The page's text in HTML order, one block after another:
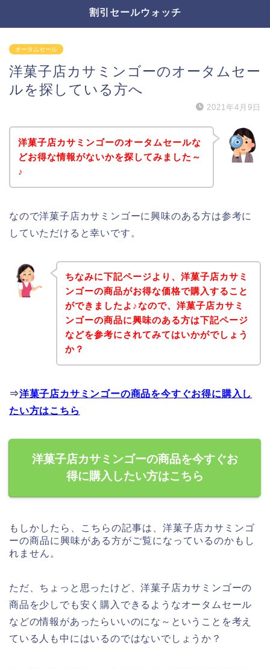
割引セールウォッチ
オータムセール
洋菓子店カサミンゴーのオータムセー
ルを探している方へ
2021年4月9日
洋菓子店カサミンゴーのオータムセールな
どお得な情報がないかを探してみました～
♪
なので洋菓子店カサミンゴーに興味のある方は参考に
していただけると幸いです。
ちなみに下記ページより、洋菓子店カサミ
ンゴーの商品がお得な価格で購入すること
ができましたよ♪なので、洋菓子店カサミ
ンゴーの商品に興味のある方は下記ページ
などを参考にされてみてはいかがでしょう
か？
⇒洋菓子店カサミンゴーの商品を今すぐお得に購入し
たい方はこちら
洋菓子店カサミンゴーの商品を今すぐお
得に購入したい方はこちら
もしかしたら、こちらの記事は、洋菓子店カサミンゴ
ーの商品に興味がある方がご覧になっているのかもし
れません。
ただ、ちょっと思ったけど、洋菓子店カサミンゴーの
商品を少しでも安く購入できるようなオータムセール
などの情報があったらいいのにな～ということを考え
ている人も中にはいるのではないでしょうか？